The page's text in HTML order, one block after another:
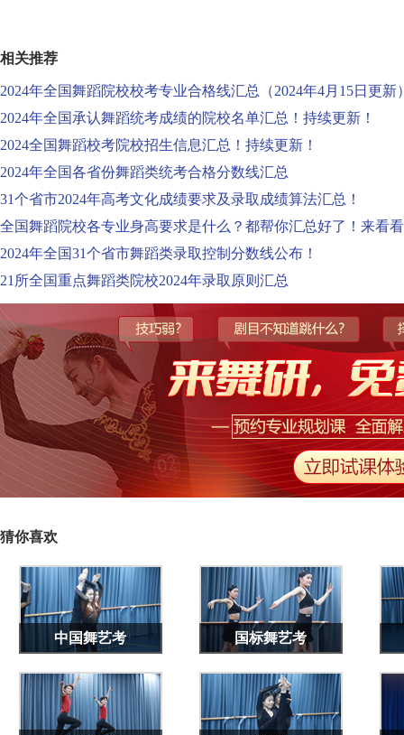
相关推荐
2024年全国舞蹈院校校考专业合格线汇总（2024年4月15日更新
2024年全国承认舞蹈统考成绩的院校名单汇总！持续更新！
2024全国舞蹈校考院校招生信息汇总！持续更新！
2024年全国各省份舞蹈类统考合格分数线汇总
31个省市2024年高考文化成绩要求及录取成绩算法汇总！
全国舞蹈院校各专业身高要求是什么？都帮你汇总好了！来看
2024年全国31个省市舞蹈类录取控制分数线公布！
21所全国重点舞蹈类院校2024年录取原则汇总
猜你喜欢
中国舞艺考 国标舞艺考